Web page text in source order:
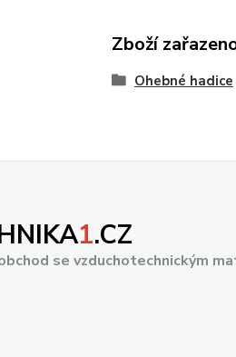
Zboží
Ohebné hadice
1.CZ
se vzduchotechnickým